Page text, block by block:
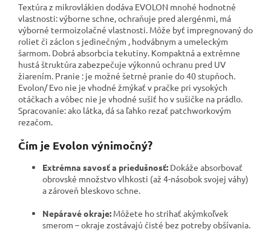
Textúra z mikrovlákien dodáva EVOLON mnohé hodnotné
vlastnosti: výborne schne, ochraňuje pred alergénmi, má
výborné termoizolačné vlastnosti. Môže byť impregnovaný do
roliet či záclon s jedinečným , hodvábnym a umeleckým
šarmom. Dobrá absorbcia tekutiny. Kompaktná a extrémne
hustá štruktúra zabezpečuje výkonnú ochranu pred UV
žiarením. Pranie : je možné šetrné pranie do 40 stupňoch.
Evolon/ Evo nie je vhodné žmýkať v pračke pri vysokých
otáčkach a vôbec nie je vhodné sušiť ho v sušičke na prádlo.
Spracovanie: ako látka, dá sa ľahko rezať patchworkovým
rezačom.
Čím je Evolon výnimočný?
Extrémna savosť a priedušnosť: Dokáže absorbovať
obrovské množstvo vlhkosti (až 4-násobok svojej váhy)
a zároveň bleskovo schne.
Nepáravé okraje: Môžete ho strihať akýmkoľvek
smerom – okraje zostávajú čisté bez potreby obšívania.